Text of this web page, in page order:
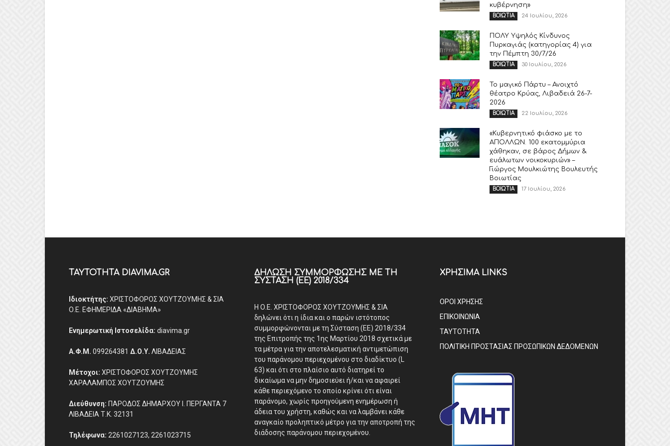
κυβέρνηση»
ΒΟΙΩΤΙΑ 24 Ιουλίου, 2026
ΠΟΛΥ Υψηλός Κίνδυνος
Πυρκαγιάς (κατηγορίας 4) για
την Πέμπτη 30/7/26
ΒΟΙΩΤΙΑ 30 Ιουλίου, 2026
Το μαγικό Πάρτυ – Ανοιχτό
θέατρο Κρύας, Λιβαδειά 26-7-
2026
ΒΟΙΩΤΙΑ 22 Ιουλίου, 2026
«Κυβερνητικό φιάσκο με το
ΑΠΟΛΛΩΝ. 100 εκατομμύρια
χάθηκαν, σε βάρος Δήμων &
ευάλωτων νοικοκυριών» –
Γιώργος Μουλκιώτης Βουλευτής
Βοιωτίας
ΒΟΙΩΤΙΑ 17 Ιουλίου, 2026
ΤΑΥΤΟΤΗΤΑ DIAVIMA.GR
Ιδιοκτήτης: ΧΡΙΣΤΟΦΟΡΟΣ ΧΟΥΤΖΟΥΜΗΣ & ΣΙΑ
Ο.Ε. ΕΦΗΜΕΡΙΔΑ «ΔΙΑΒΗΜΑ»
Ενημερωτική Ιστοσελίδα: diavima.gr
Α.Φ.Μ. 099264381 Δ.Ο.Υ. ΛΙΒΑΔΕΙΑΣ
Μέτοχοι: ΧΡΙΣΤΟΦΟΡΟΣ ΧΟΥΤΖΟΥΜΗΣ
ΧΑΡΑΛΑΜΠΟΣ ΧΟΥΤΖΟΥΜΗΣ
Διεύθυνση: ΠΑΡΟΔΟΣ ΔΗΜΑΡΧΟΥ Ι. ΠΕΡΓΑΝΤΑ 7
ΛΙΒΑΔΕΙΑ Τ.Κ. 32131
Τηλέφωνα: 2261027123, 2261023715
ΔΉΛΩΣΗ ΣΥΜΜΌΡΦΩΣΗΣ ΜΕ ΤΗ
ΣΎΣΤΑΣΗ (ΕΕ) 2018/334
Η Ο.Ε. ΧΡΙΣΤΟΦΟΡΟΣ ΧΟΥΤΖΟΥΜΗΣ & ΣΙΑ
δηλώνει ότι η ίδια και ο παρών ιστότοπος
συμμορφώνονται με τη Σύσταση (ΕΕ) 2018/334
της Επιτροπής της 1ης Μαρτίου 2018 σχετικά με
τα μέτρα για την αποτελεσματική αντιμετώπιση
του παράνομου περιεχομένου στο διαδίκτυο (L
63) και ότι στο πλαίσιο αυτό διατηρεί το
δικαίωμα να μην δημοσιεύει ή/και να αφαιρεί
κάθε περιεχόμενο το οποίο κρίνει ότι είναι
παράνομο, χωρίς προηγούμενη ενημέρωση ή
άδεια του χρήστη, καθώς και να λαμβάνει κάθε
αναγκαίο προληπτικό μέτρο για την αποτροπή της
διάδοσης παράνομου περιεχομένου.
ΧΡΗΣΙΜΑ LINKS
ΟΡΟΙ ΧΡΗΣΗΣ
ΕΠΙΚΟΙΝΩΝΙΑ
ΤΑΥΤΟΤΗΤΑ
ΠΟΛΙΤΙΚΗ ΠΡΟΣΤΑΣΙΑΣ ΠΡΟΣΩΠΙΚΩΝ ΔΕΔΟΜΕΝΩΝ